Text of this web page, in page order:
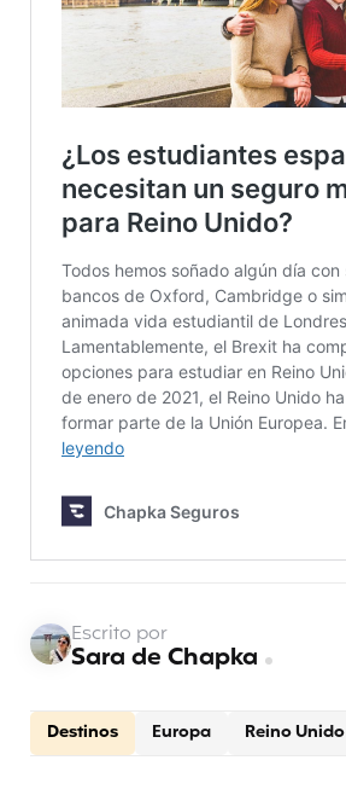
Destinos Europa Reino Unido
Escrito por
Sara de Chapka